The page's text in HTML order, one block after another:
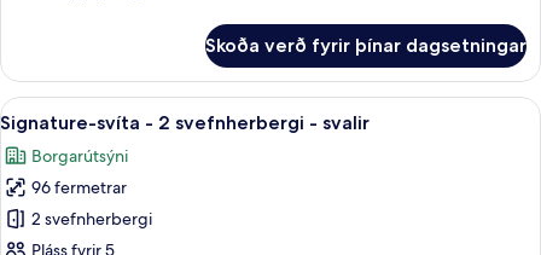
svíta
Skoða verð fyrir þínar dagsetningar
Skoða
allar
myndir
fyrir
Signature-
svíta
Signature-svíta - 2 svefnherbergi -
7
Signature-svíta - 2 svefnherbergi - svalir
Borgarútsýni
96 fermetrar
2 svefnherbergi
Pláss fyrir 5